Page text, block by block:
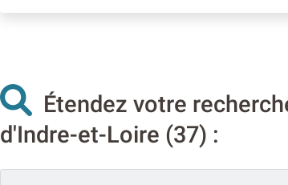
Étendez votre
d'Indre-et-Loire (37) :